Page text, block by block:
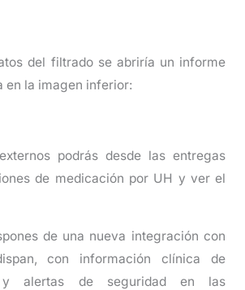
del filtrado se abriría un informe
en la imagen inferior:
podrás desde las entregas
de medicación por UH y ver el
de una nueva integración con
con información clínica de
y alertas de seguridad en las